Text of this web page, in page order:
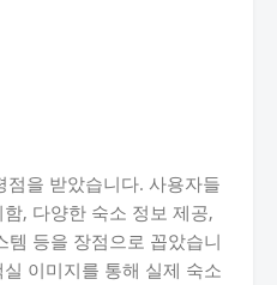
을 받았습니다. 사용자들
, 다양한 숙소 정보 제공,
템 등을 장점으로 꼽았습니
이미지를 통해 실제 숙소